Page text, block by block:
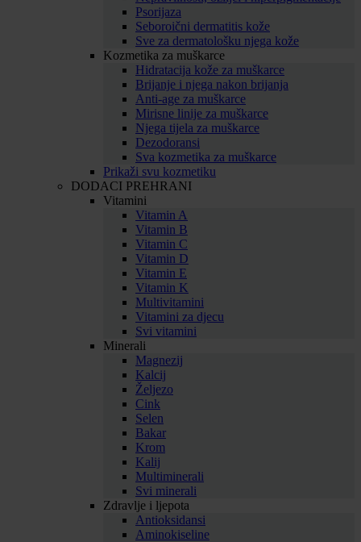
Psorijaza
Seboroični dermatitis kože
Sve za dermatološku njega kože
Kozmetika za muškarce
Hidratacija kože za muškarce
Brijanje i njega nakon brijanja
Anti-age za muškarce
Mirisne linije za muškarce
Njega tijela za muškarce
Dezodoransi
Sva kozmetika za muškarce
Prikaži svu kozmetiku
DODACI PREHRANI
Vitamini
Vitamin A
Vitamin B
Vitamin C
Vitamin D
Vitamin E
Vitamin K
Multivitamini
Vitamini za djecu
Svi vitamini
Minerali
Magnezij
Kalcij
Željezo
Cink
Selen
Bakar
Krom
Kalij
Multiminerali
Svi minerali
Zdravlje i ljepota
Antioksidansi
Aminokiseline